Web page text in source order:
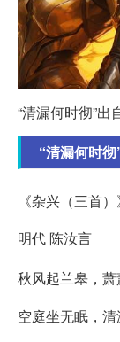
“清漏何时彻”出
“清漏何时
《杂兴（三首）
明代 陈汝言
秋风起兰皋，萧
空庭坐无眠，清